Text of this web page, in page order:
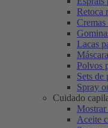
Retoca
Lacas
Polvos
Sets de
Spray
Cuidado
Aceite